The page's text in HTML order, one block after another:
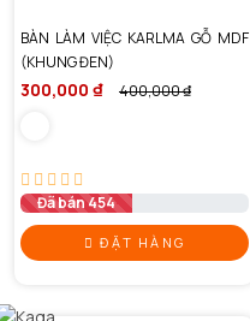
BÀN LÀM VIỆC KARLMA GỖ MDF
(KHUNG ĐEN)
300,000 ₫ 400,000 ₫
Đã bán 454
ĐẶT HÀNG